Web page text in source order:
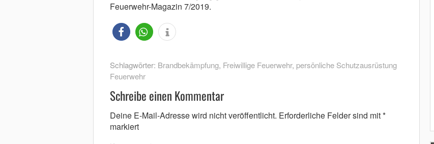
Feuerwehr-Magazin 7/2019.
Schlagwörter: Brandbekämpfung, Freiwillige Feuerwehr, persönliche Schutzausrüstung
Feuerwehr
Schreibe einen Kommentar
Deine E-Mail-Adresse wird nicht veröffentlicht. Erforderliche Felder sind mit*
markiert